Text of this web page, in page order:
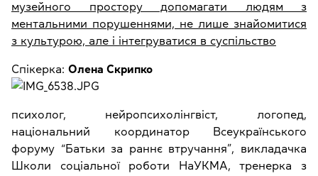
музейного простору допомагати людям з
ментальними порушеннями, не лише знайомитися
з культурою, але і інтегруватися в суспільство
Спікерка: Олена Скрипко
психолог, нейропсихолінгвіст, логопед,
національний координатор Всеукраїнського
форуму “Батьки за раннє втручання”, викладачка
Школи соціальної роботи НаУКМА, тренерка з